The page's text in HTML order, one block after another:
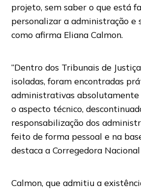
projeto, sem saber o que está
personalizar a administração e
como afirma Eliana Calmon.
“Dentro dos Tribunais de
isoladas, foram encontradas
administrativas absolutamente
o aspecto técnico,
responsabilização dos
feito de forma pessoal e na
destaca a Corregedora
Calmon, que admitiu a